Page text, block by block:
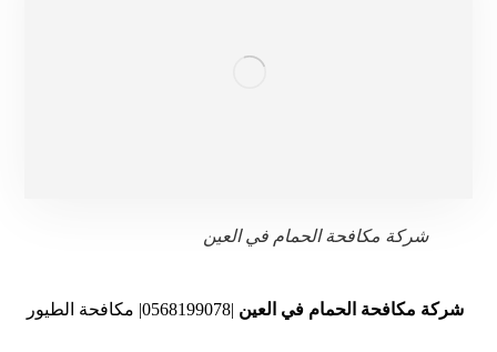
شركة مكافحة الحمام في العين
شركة مكافحة الحمام في العين |0568199078| مكافحة الطيور